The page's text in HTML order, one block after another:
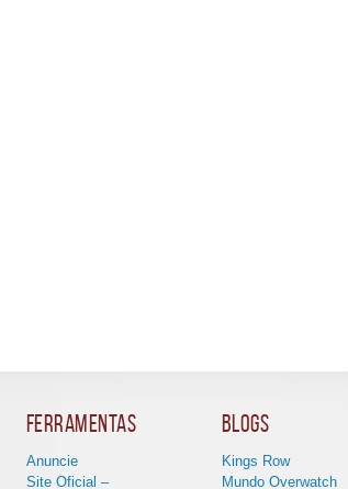
Ferramentas
Anuncie
Site Oficial –
Blogs
Kings Row
Mundo Overwatch